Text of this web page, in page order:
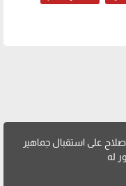
على استقبال جماهير
له